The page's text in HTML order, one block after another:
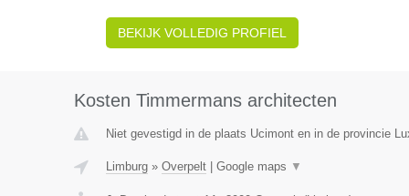
BEKIJK VOLLEDIG PROFIEL
Kosten Timmermans architecten
Niet gevestigd in de plaats Ucimont en in de provincie
Limburg» Overpelt| Google maps ▼